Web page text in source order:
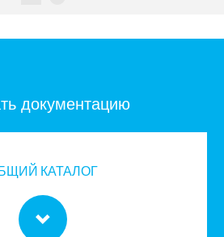
документацию
КАТАЛОГ